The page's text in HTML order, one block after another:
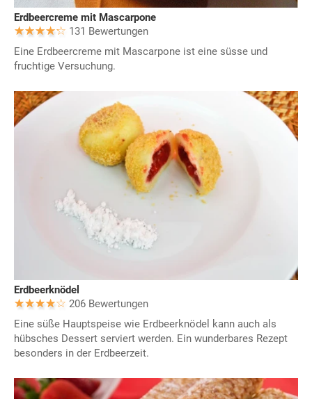
Erdbeercreme mit Mascarpone
131 Bewertungen
Eine Erdbeercreme mit Mascarpone ist eine süsse und
fruchtige Versuchung.
Erdbeerknödel
206 Bewertungen
Eine süße Hauptspeise wie Erdbeerknödel kann auch als
hübsches Dessert serviert werden. Ein wunderbares Rezept
besonders in der Erdbeerzeit.